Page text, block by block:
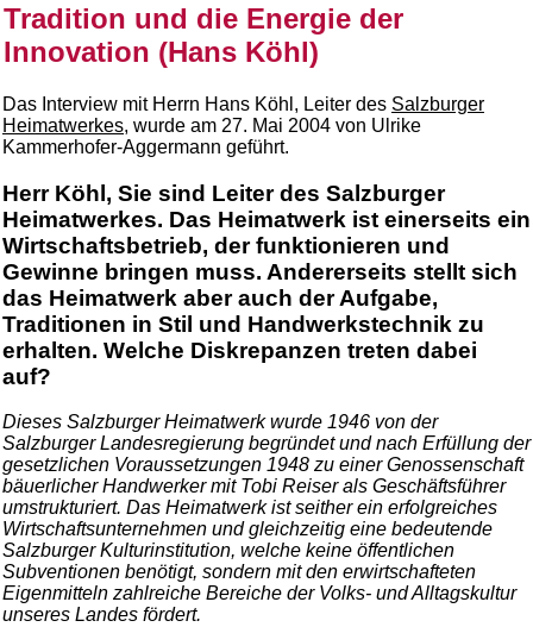
Tradition und die Energie der
Innovation (Hans Köhl)
Das Interview mit Herrn Hans Köhl, Leiter des Salzburger
Heimatwerkes, wurde am 27. Mai 2004 von Ulrike
Kammerhofer-Aggermann geführt.
Herr Köhl, Sie sind Leiter des Salzburger
Heimatwerkes. Das Heimatwerk ist einerseits ein
Wirtschaftsbetrieb, der funktionieren und
Gewinne bringen muss. Andererseits stellt sich
das Heimatwerk aber auch der Aufgabe,
Traditionen in Stil und Handwerkstechnik zu
erhalten. Welche Diskrepanzen treten dabei
auf?
Dieses Salzburger Heimatwerk wurde 1946 von der
Salzburger Landesregierung begründet und nach Erfüllung der
gesetzlichen Voraussetzungen 1948 zu einer Genossenschaft
bäuerlicher Handwerker mit Tobi Reiser als Geschäftsführer
umstrukturiert. Das Heimatwerk ist seither ein erfolgreiches
Wirtschaftsunternehmen und gleichzeitig eine bedeutende
Salzburger Kulturinstitution, welche keine öffentlichen
Subventionen benötigt, sondern mit den erwirtschafteten
Eigenmitteln zahlreiche Bereiche der Volks- und Alltagskultur
unseres Landes fördert.